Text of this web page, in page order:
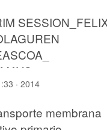
· 2014
membrana